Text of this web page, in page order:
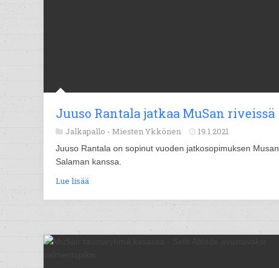
Juuso Rantala jatkaa MuSan riveissä
Jalkapallo - Miesten Ykkönen 19.1.2021
Juuso Rantala on sopinut vuoden jatkosopimuksen Musan
Salaman kanssa.
Lue lisää